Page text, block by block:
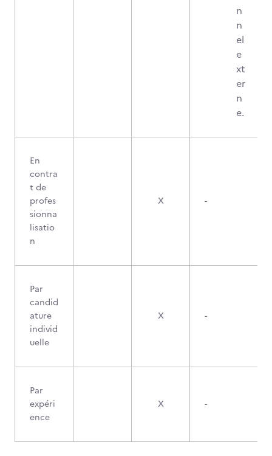
n
n
el
e
xt
er
n
e.
En
contra
t de
profes
sionna
lisatio
n
X -
Par
candid
ature
individ
uelle
X -
Par
expéri
ence
X -